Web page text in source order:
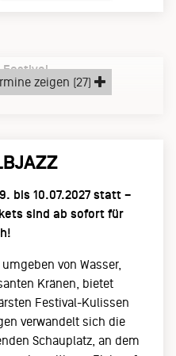
Festival
zeigen (27)
bis 10.07.2027 statt –
sind ab sofort für
von Wasser,
Kränen, bietet
Festival-Kulissen
verwandelt sich die
Schauplatz, an dem